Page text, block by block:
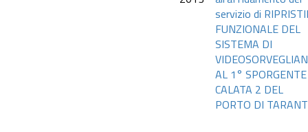
servizio di
FUNZIONALE DEL
SISTEMA DI
AL 1°
CALATA 2 DEL
PORTO DI